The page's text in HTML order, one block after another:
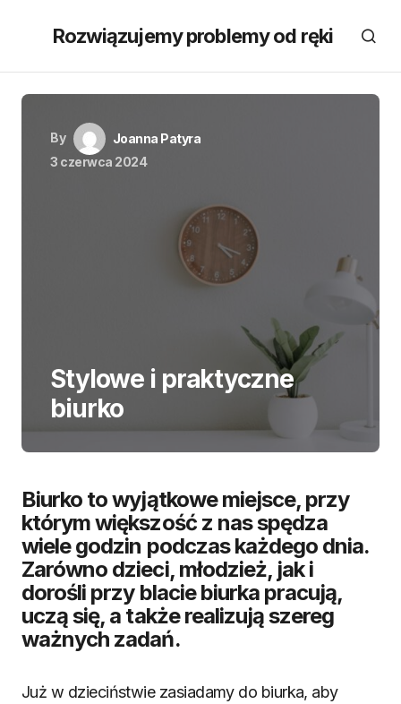
Rozwiązujemy problemy od ręki
By
Joanna Patyra
3 czerwca 2024
Stylowe i praktyczne
biurko
Biurko to wyjątkowe miejsce, przy
którym większość z nas spędza
wiele godzin podczas każdego dnia.
Zarówno dzieci, młodzież, jak i
dorośli przy blacie biurka pracują,
uczą się, a także realizują szereg
ważnych zadań.
Już w dzieciństwie zasiadamy do biurka, aby